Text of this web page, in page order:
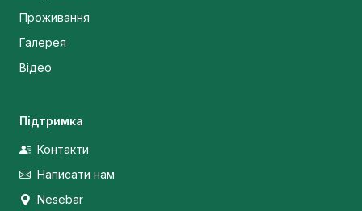
Проживання
Галерея
Відео
Підтримка
Контакти
Написати нам
Nesebar